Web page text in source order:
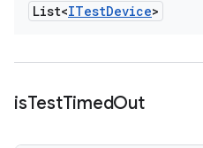
List<ITestDevice>
isTestTimedOut